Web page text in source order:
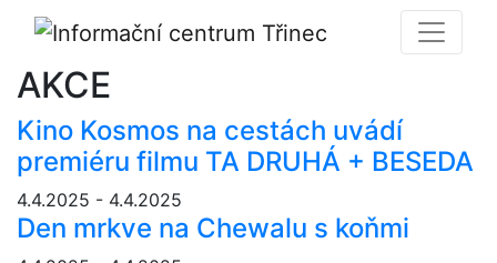
AKCE
Kino Kosmos na cestách uvádí
premiéru filmu TA DRUHÁ + BESEDA
4.4.2025 - 4.4.2025
Den mrkve na Chewalu s koňmi